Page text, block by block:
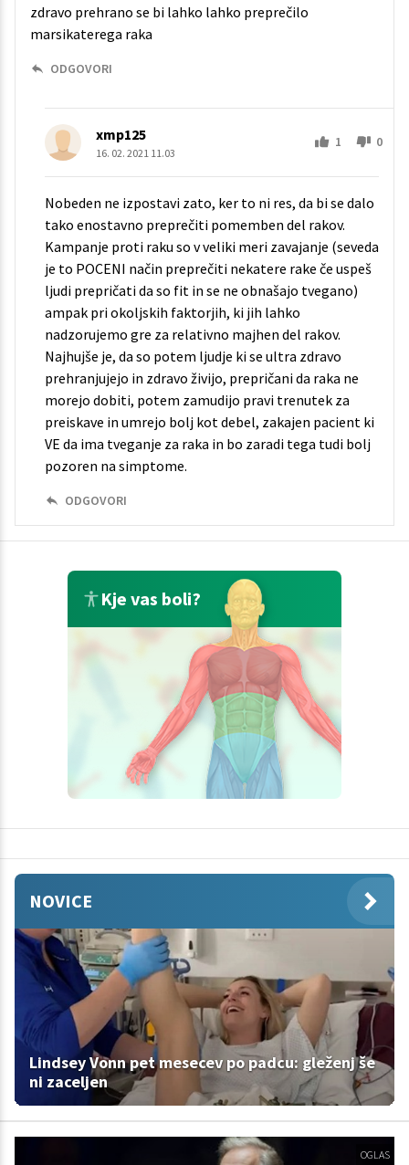
zdravo prehrano se bi lahko lahko preprečilo
marsikaterega raka
ODGOVORI
xmp125
16. 02. 2021 11.03
1 0
Nobeden ne izpostavi zato, ker to ni res, da bi se dalo
tako enostavno preprečiti pomemben del rakov.
Kampanje proti raku so v veliki meri zavajanje (seveda
je to POCENI način preprečiti nekatere rake če uspeš
ljudi prepričati da so fit in se ne obnašajo tvegano)
ampak pri okoljskih faktorjih, ki jih lahko
nadzorujemo gre za relativno majhen del rakov.
Najhujše je, da so potem ljudje ki se ultra zdravo
prehranjujejo in zdravo živijo, prepričani da raka ne
morejo dobiti, potem zamudijo pravi trenutek za
preiskave in umrejo bolj kot debel, zakajen pacient ki
VE da ima tveganje za raka in bo zaradi tega tudi bolj
pozoren na simptome.
ODGOVORI
Kje vas boli?
NOVICE
Lindsey Vonn pet mesecev po padcu: gleženj še
ni zaceljen
OGLAS